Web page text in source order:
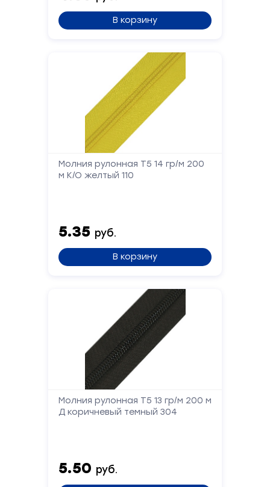
В корзину
Молния рулонная Т5 14 гр/м 200
м К/О желтый 110
5.35 руб.
В корзину
Молния рулонная Т5 13 гр/м 200 м
Д коричневый темный 304
5.50 руб.
Телефон